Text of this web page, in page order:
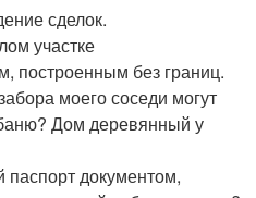
сделок.
участке
построенным без границ.
моего соседи могут
Дом деревянный у
паспорт документом,